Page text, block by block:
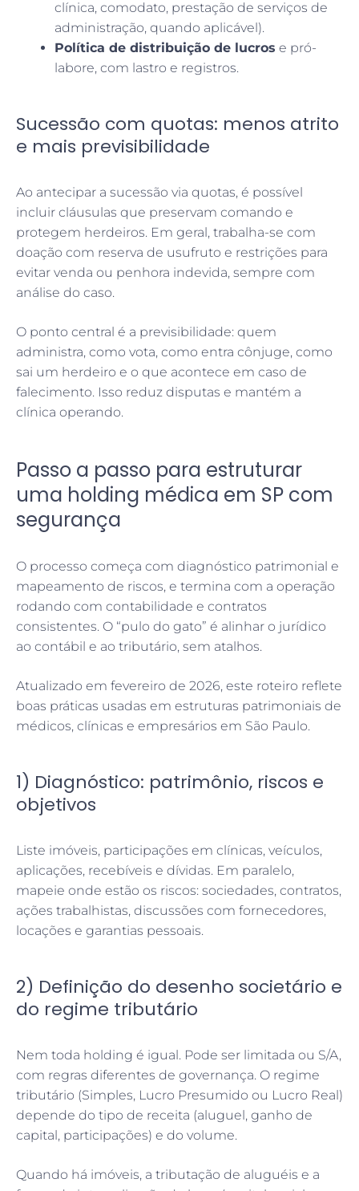
clínica, comodato, prestação de serviços de
administração, quando aplicável).
Política de distribuição de lucros e pró-
labore, com lastro e registros.
Sucessão com quotas: menos atrito
e mais previsibilidade
Ao antecipar a sucessão via quotas, é possível
incluir cláusulas que preservam comando e
protegem herdeiros. Em geral, trabalha-se com
doação com reserva de usufruto e restrições para
evitar venda ou penhora indevida, sempre com
análise do caso.
O ponto central é a previsibilidade: quem
administra, como vota, como entra cônjuge, como
sai um herdeiro e o que acontece em caso de
falecimento. Isso reduz disputas e mantém a
clínica operando.
Passo a passo para estruturar
uma holding médica em SP com
segurança
O processo começa com diagnóstico patrimonial e
mapeamento de riscos, e termina com a operação
rodando com contabilidade e contratos
consistentes. O “pulo do gato” é alinhar o jurídico
ao contábil e ao tributário, sem atalhos.
Atualizado em fevereiro de 2026, este roteiro reflete
boas práticas usadas em estruturas patrimoniais de
médicos, clínicas e empresários em São Paulo.
1) Diagnóstico: patrimônio, riscos e
objetivos
Liste imóveis, participações em clínicas, veículos,
aplicações, recebíveis e dívidas. Em paralelo,
mapeie onde estão os riscos: sociedades, contratos,
ações trabalhistas, discussões com fornecedores,
locações e garantias pessoais.
2) Definição do desenho societário e
do regime tributário
Nem toda holding é igual. Pode ser limitada ou S/A,
com regras diferentes de governança. O regime
tributário (Simples, Lucro Presumido ou Lucro Real)
depende do tipo de receita (aluguel, ganho de
capital, participações) e do volume.
Quando há imóveis, a tributação de aluguéis e a